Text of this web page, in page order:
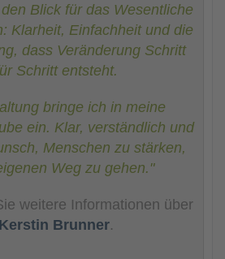
Blick für das Wesentliche
Klarheit, Einfachheit und die
dass Veränderung Schritt
Schritt entsteht.
bringe ich in meine
ein. Klar, verständlich und
Menschen zu stärken,
Weg zu gehen."
weitere Informationen über
Kerstin Brunner.